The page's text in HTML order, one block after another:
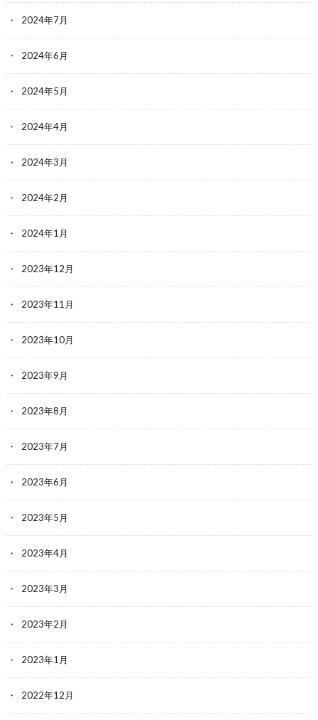
2024年7月
2024年6月
2024年5月
2024年4月
2024年3月
2024年2月
2024年1月
2023年12月
2023年11月
2023年10月
2023年9月
2023年8月
2023年7月
2023年6月
2023年5月
2023年4月
2023年3月
2023年2月
2023年1月
2022年12月